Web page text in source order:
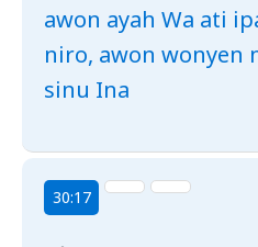
awon ayah Wa ati
niro, awon wonyen
sinu Ina
30:17